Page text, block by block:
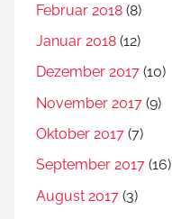
Februar 2018 (8)
Januar 2018 (12)
Dezember 2017 (10)
November 2017 (9)
Oktober 2017 (7)
September 2017 (16)
August 2017 (3)